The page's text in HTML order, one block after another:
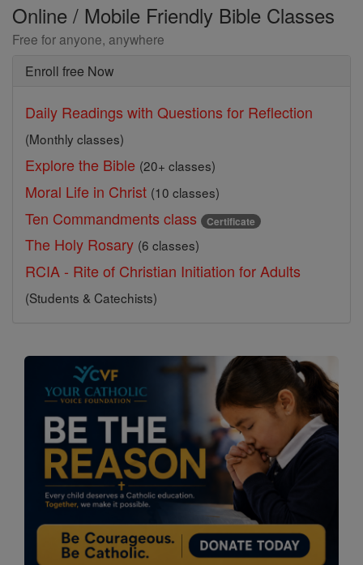
Online / Mobile Friendly Bible Classes
Free for anyone, anywhere
Enroll free Now
Daily Readings with Questions for Reflection
(Monthly classes)
Explore the Bible (20+ classes)
Moral Life in Christ (10 classes)
Ten Commandments class Certificate
The Holy Rosary (6 classes)
RCIA - Rite of Christian Initiation for Adults
(Students & Catechists)